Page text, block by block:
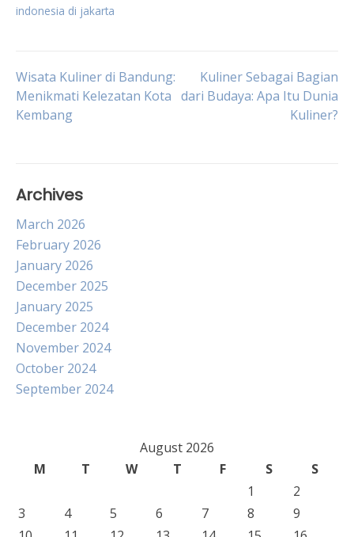
indonesia di jakarta
Post
navigation
Wisata Kuliner di Bandung:
Menikmati Kelezatan Kota
Kembang
Kuliner Sebagai Bagian
dari Budaya: Apa Itu Dunia
Kuliner?
Archives
March 2026
February 2026
January 2026
December 2025
January 2025
December 2024
November 2024
October 2024
September 2024
August 2026
M
T W T F S
S
1
2
3
4 5 6 7 8
9